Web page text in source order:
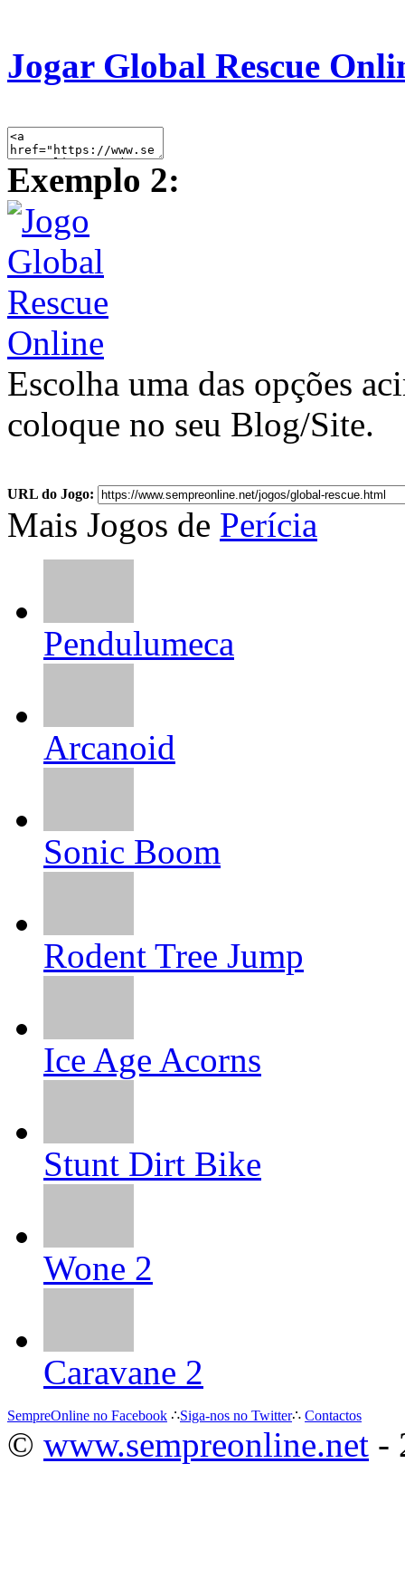
Jogar Global Rescue
Exemplo 2:
Escolha uma das opções
coloque no seu Blog/Site.
URL do Jogo:
Mais Jogos de Perícia
Pendulumeca
Arcanoid
Sonic Boom
Rodent Tree Jump
Ice Age Acorns
Stunt Dirt Bike
Wone 2
Caravane 2
SempreOnline no Facebook ∴Siga-nos no Twitter∴ Contactos
© www.sempreonline.net -